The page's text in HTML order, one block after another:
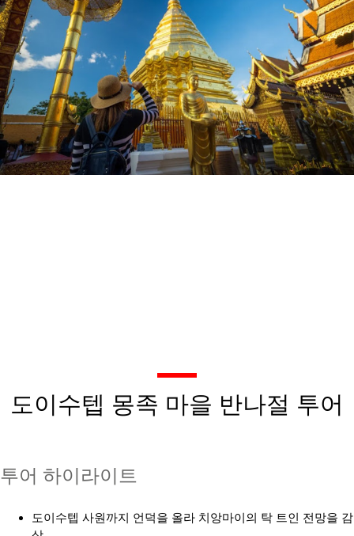
도이수텝 몽족 마을 반나절 투어
투어 하이라이트
도이수텝 사원까지 언덕을 올라 치앙마이의 탁 트인 전망을 감